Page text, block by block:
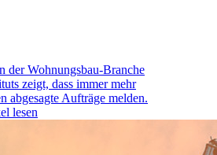
der Wohnungsbau-Branche
zeigt, dass immer mehr
abgesagte Aufträge melden.
lesen